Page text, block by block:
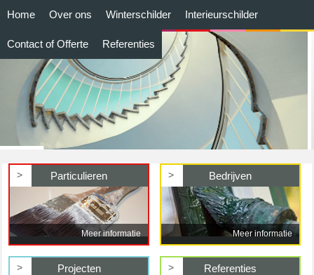
Home Over ons Winterschilder Interieurschilder
Contact of Offerte Referenties
> Particulieren
Meer informatie
> Bedrijven
Meer informatie
> Projecten > Referenties